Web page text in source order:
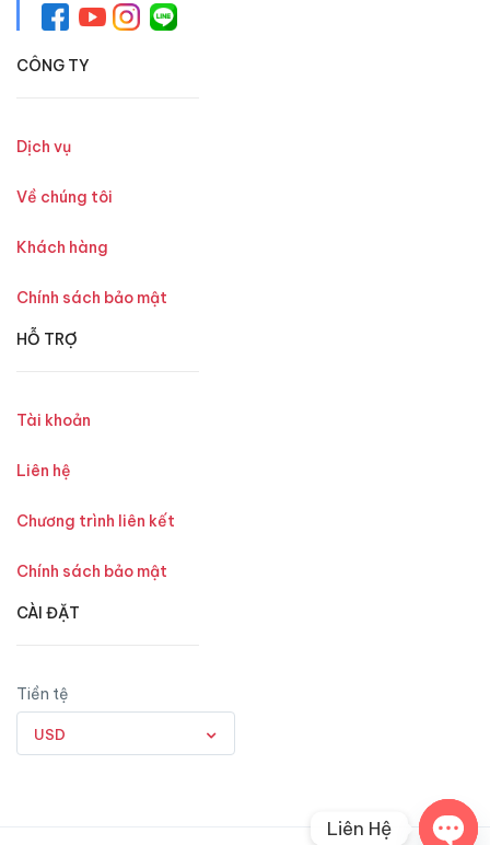
CÔNG TY
Dịch vụ
Về chúng tôi
Khách hàng
Chính sách bảo mật
HỖ TRỢ
Tài khoản
Liên hệ
Chương trình liên kết
Chính sách bảo mật
CÀI ĐẶT
Tiền tệ
USD
Liên Hệ